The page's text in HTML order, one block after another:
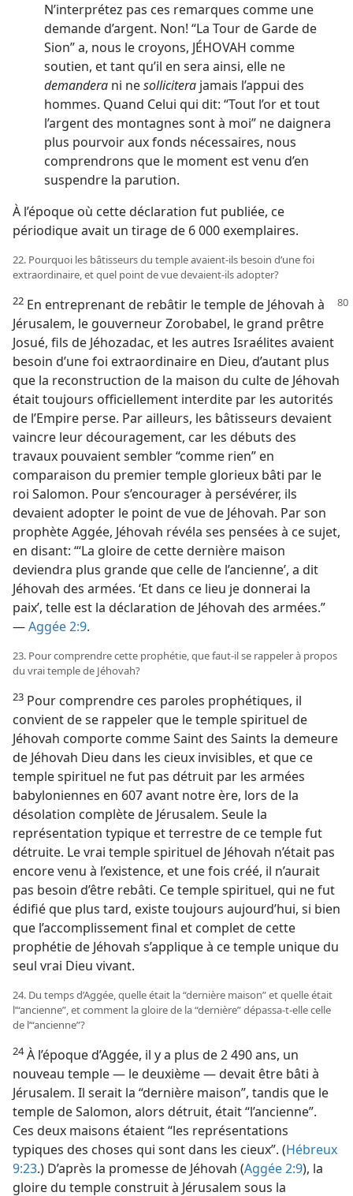
N’interprétez pas ces remarques comme une
demande d’argent. Non! “La Tour de Garde de
Sion” a, nous le croyons, JÉHOVAH comme
soutien, et tant qu’il en sera ainsi, elle ne
demandera ni nesollicitera jamais l’appui des
hommes. Quand Celui qui dit: “Tout l’or et tout
l’argent des montagnes sont à moi” ne daignera
plus pourvoir aux fonds nécessaires, nous
comprendrons que le moment est venu d’en
suspendre la parution.
À l’époque où cette déclaration fut publiée, ce
périodique avait un tirage de 6 000 exemplaires.
22. Pourquoi les bâtisseurs du temple avaient-​ils besoin d’une foi
extraordinaire, et quel point de vue devaient-​ils adopter?
22 En entreprenant de rebâtir le temple de Jéhovah à
Jérusalem, le gouverneur Zorobabel, le grand prêtre
Josué, fils de Jéhozadac, et les autres Israélites avaient
besoin d’une foi extraordinaire en Dieu, d’autant plus
que la reconstruction de la maison du culte de Jéhovah
était toujours officiellement interdite par les autorités
de l’Empire perse. Par ailleurs, les bâtisseurs devaient
vaincre leur découragement, car les débuts des
travaux pouvaient sembler “comme rien” en
comparaison du premier temple glorieux bâti par le
roi Salomon. Pour s’encourager à persévérer, ils
devaient adopter le point de vue de Jéhovah. Par son
prophète Aggée, Jéhovah révéla ses pensées à ce sujet,
en disant: “‘La gloire de cette dernière maison
deviendra plus grande que celle de l’ancienne’, a dit
Jéhovah des armées. ‘Et dans ce lieu je donnerai la
paix’, telle est la déclaration de Jéhovah des armées.”
—Aggée 2:9.
23. Pour comprendre cette prophétie, que faut-​il se rappeler à propos
du vrai temple de Jéhovah?
23 Pour comprendre ces paroles prophétiques, il
convient de se rappeler que le temple spirituel de
Jéhovah comporte comme Saint des Saints la demeure
de Jéhovah Dieu dans les cieux invisibles, et que ce
temple spirituel ne fut pas détruit par les armées
babyloniennes en 607 avant notre ère, lors de la
désolation complète de Jérusalem. Seule la
représentation typique et terrestre de ce temple fut
détruite. Le vrai temple spirituel de Jéhovah n’était pas
encore venu à l’existence, et une fois créé, il n’aurait
pas besoin d’être rebâti. Ce temple spirituel, qui ne fut
édifié que plus tard, existe toujours aujourd’hui, si bien
que l’accomplissement final et complet de cette
prophétie de Jéhovah s’applique à ce temple unique du
seul vrai Dieu vivant.
24. Du temps d’Aggée, quelle était la “dernière maison” et quelle était
l’“ancienne”, et comment la gloire de la “dernière” dépassa-​t-​elle celle
de l’“ancienne”?
24À l’époque d’Aggée, il y a plus de 2 490 ans, un
nouveau temple — le deuxième — devait être bâti à
Jérusalem. Il serait la “dernière maison”, tandis que le
temple de Salomon, alors détruit, était “l’ancienne”.
Ces deux maisons étaient “les représentations
typiques des choses qui sont dans les cieux”. (Hébreux
9:23.) D’après la promesse de Jéhovah (Aggée 2:9), la
gloire du temple construit à Jérusalem sous la